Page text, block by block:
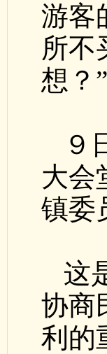
游客
所
想？”
９
大会
镇委
这
协商
利的